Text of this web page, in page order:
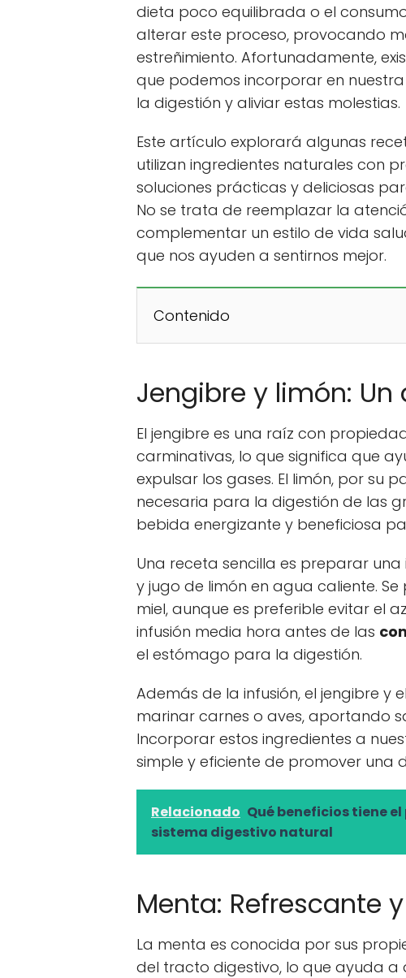
dieta poco equilibrada o el
alterar este proceso, provocando
estreñimiento. Afortunadamente,
que podemos incorporar en
la digestión y aliviar estas molestias.
Este artículo explorará algunas
utilizan ingredientes naturales con
soluciones prácticas y deliciosas
No se trata de reemplazar la
complementar un estilo de vida
que nos ayuden a sentirnos mejor.
Contenido
Jengibre y limón:
El jengibre es una raíz con
carminativas, lo que significa que
expulsar los gases. El limón, por su
necesaria para la digestión de las
bebida energizante y beneficiosa
Una receta sencilla es preparar
y jugo de limón en agua caliente.
miel, aunque es preferible evitar el
infusión media hora antes de las
el estómago para la digestión.
Además de la infusión, el jengibre y
marinar carnes o aves, aportando
Incorporar estos ingredientes a
simple y eficiente de promover una
Relacionado Qué beneficios tiene
sistema digestivo natural
Menta: Refrescante
La menta es conocida por sus
del tracto digestivo, lo que ayuda a